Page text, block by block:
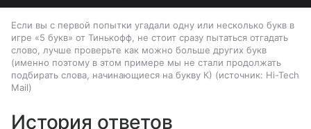
Если вы с первой попытки угадали одну или несколько букв в
игре «5 букв» от Тинькофф, не стоит сразу пытаться отгадать
слово, лучше проверьте как можно больше других букв
(именно поэтому в этом примере мы не стали продолжать
подбирать слова, начинающиеся на букву К)
источник: Hi-Tech
Mail
История ответов